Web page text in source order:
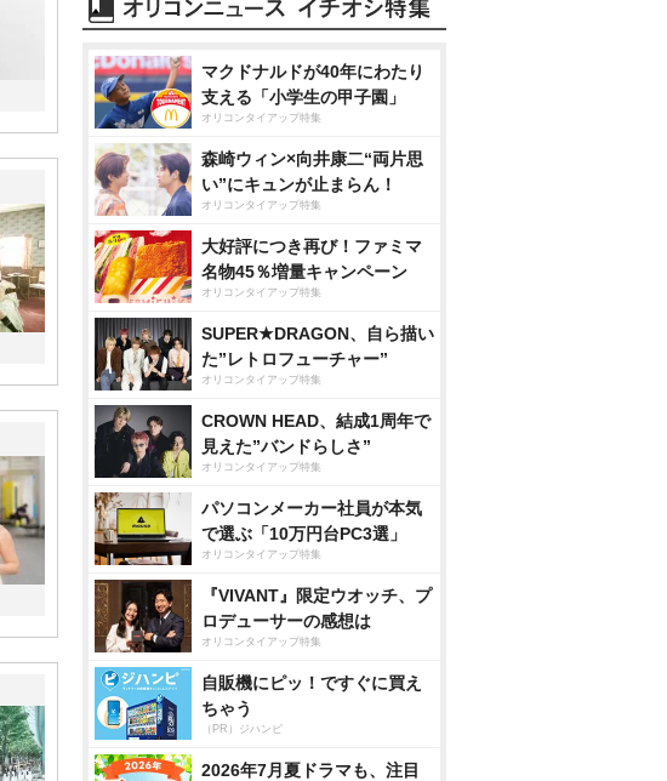
マクドナルドが40年にわたり
支える「小学生の甲子園」
オリコンタイアップ特集
森崎ウィン×向井康二“両片思
い”にキュンが止まらん！
オリコンタイアップ特集
大好評につき再び！ファミマ
名物45％増量キャンペーン
オリコンタイアップ特集
SUPER★DRAGON、自ら描い
た”レトロフューチャー”
オリコンタイアップ特集
CROWN HEAD、結成1周年で
見えた”バンドらしさ”
オリコンタイアップ特集
パソコンメーカー社員が本気
で選ぶ「10万円台PC3選」
オリコンタイアップ特集
『VIVANT』限定ウオッチ、プ
ロデューサーの感想は
オリコンタイアップ特集
自販機にピッ！ですぐに買え
ちゃう
（PR）ジハンピ
2026年7月夏ドラマも、注目